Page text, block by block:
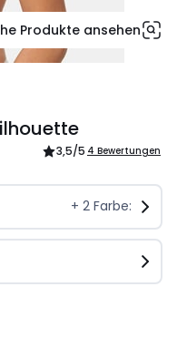
Produkte ansehen
3,5/5 4 Bewertungen
+ 2 Farbe: